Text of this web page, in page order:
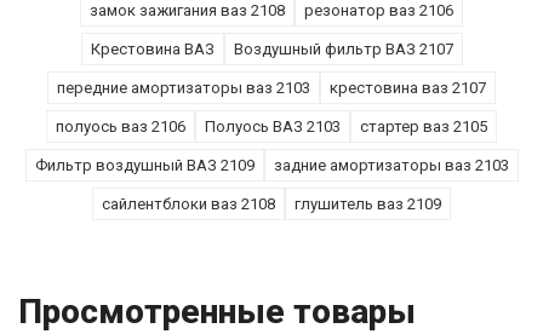
замок зажигания ваз 2108 резонатор ваз 2106
Крестовина ВАЗ Воздушный фильтр ВАЗ 2107
передние амортизаторы ваз 2103 крестовина ваз 2107
полуось ваз 2106 Полуось ВАЗ 2103 стартер ваз 2105
Фильтр воздушный ВАЗ 2109 задние амортизаторы ваз 2103
сайлентблоки ваз 2108 глушитель ваз 2109
Просмотренные товары